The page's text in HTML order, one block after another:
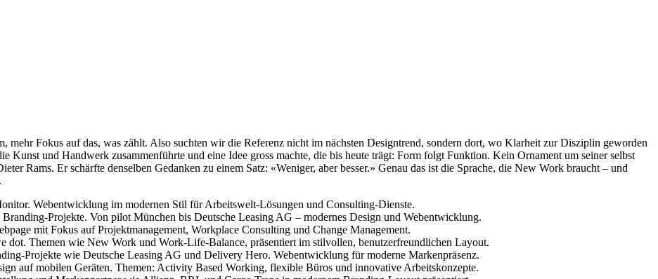
Fokus auf das, was zählt. Also suchten wir die Referenz nicht im nächsten Designtrend, sondern dort, wo Klarheit zur Disziplin geworden
Kunst und Handwerk zusammenführte und eine Idee gross machte, die bis heute trägt: Form folgt Funktion. Kein Ornament um seiner selbst
Rams. Er schärfte denselben Gedanken zu einem Satz: «Weniger, aber besser.» Genau das ist die Sprache, die New Work braucht – und